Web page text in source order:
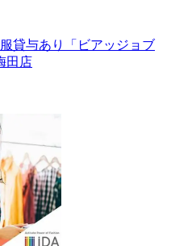
貸与あり「ビアッジョブ
田店